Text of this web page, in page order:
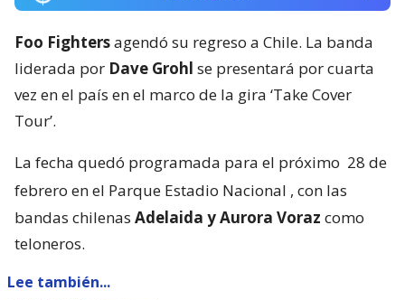
Foo Fightersagendó su regreso a Chile. La banda
liderada por Dave Grohl se presentará por cuarta
vez en el país en el marco de la gira ‘Take Cover
Tour’.
La fecha quedó programada para el próximo 28 de
febrero en el Parque Estadio Nacional , con las
bandas chilenas Adelaida y Aurora Voraz como
teloneros.
Lee también...